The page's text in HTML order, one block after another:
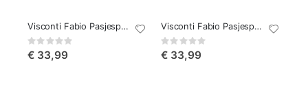
Visconti Fabio Pasjesportemonnee Cognac
Rating:
0%
€ 33,99
Visconti Fabio Pasjesportemonnee Zwart
Rating:
0%
€ 33,99